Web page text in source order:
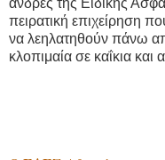
πειρατική επιχείρηση
να λεηλατηθούν πάνω
κλοπιμαία σε καΐκια και